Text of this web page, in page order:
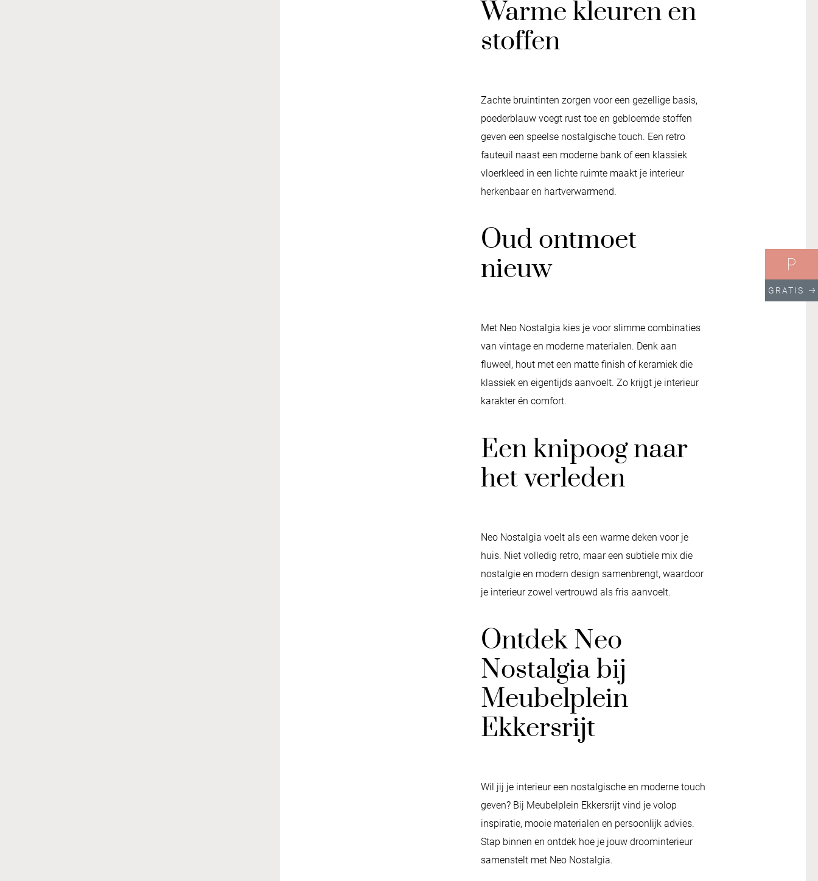
Warme kleuren en
stoffen
Zachte bruintinten zorgen voor een gezellige basis,
poederblauw voegt rust toe en gebloemde stoffen
geven een speelse nostalgische touch. Een retro
fauteuil naast een moderne bank of een klassiek
vloerkleed in een lichte ruimte maakt je interieur
herkenbaar en hartverwarmend.
Oud ontmoet
nieuw
Met Neo Nostalgia kies je voor slimme combinaties
van vintage en moderne materialen. Denk aan
fluweel, hout met een matte finish of keramiek die
klassiek en eigentijds aanvoelt. Zo krijgt je interieur
karakter én comfort.
Een knipoog naar
het verleden
Neo Nostalgia voelt als een warme deken voor je
huis. Niet volledig retro, maar een subtiele mix die
nostalgie en modern design samenbrengt, waardoor
je interieur zowel vertrouwd als fris aanvoelt.
Ontdek Neo
Nostalgia bij
Meubelplein
Ekkersrijt
Wil jij je interieur een nostalgische en moderne touch
geven? Bij Meubelplein Ekkersrijt vind je volop
inspiratie, mooie materialen en persoonlijk advies.
Stap binnen en ontdek hoe je jouw droominterieur
samenstelt met Neo Nostalgia.
GRATIS